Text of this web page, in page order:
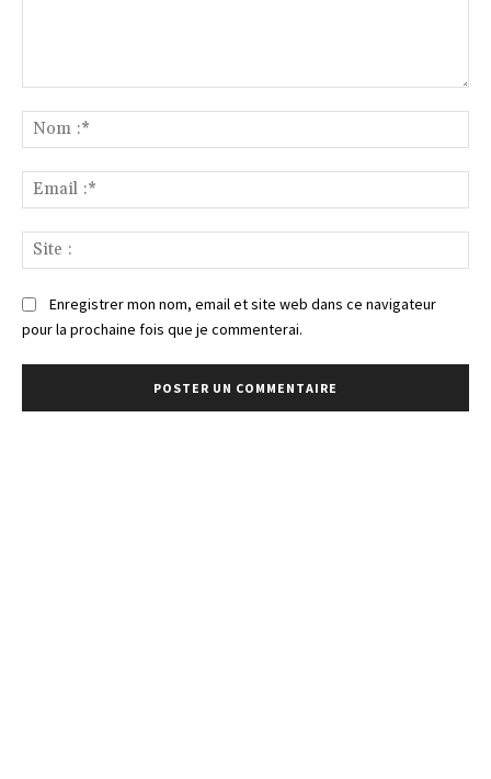
:*
:*
:
Enregistrer mon nom, email et site web dans ce navigateur
pour la prochaine fois que je commenterai.